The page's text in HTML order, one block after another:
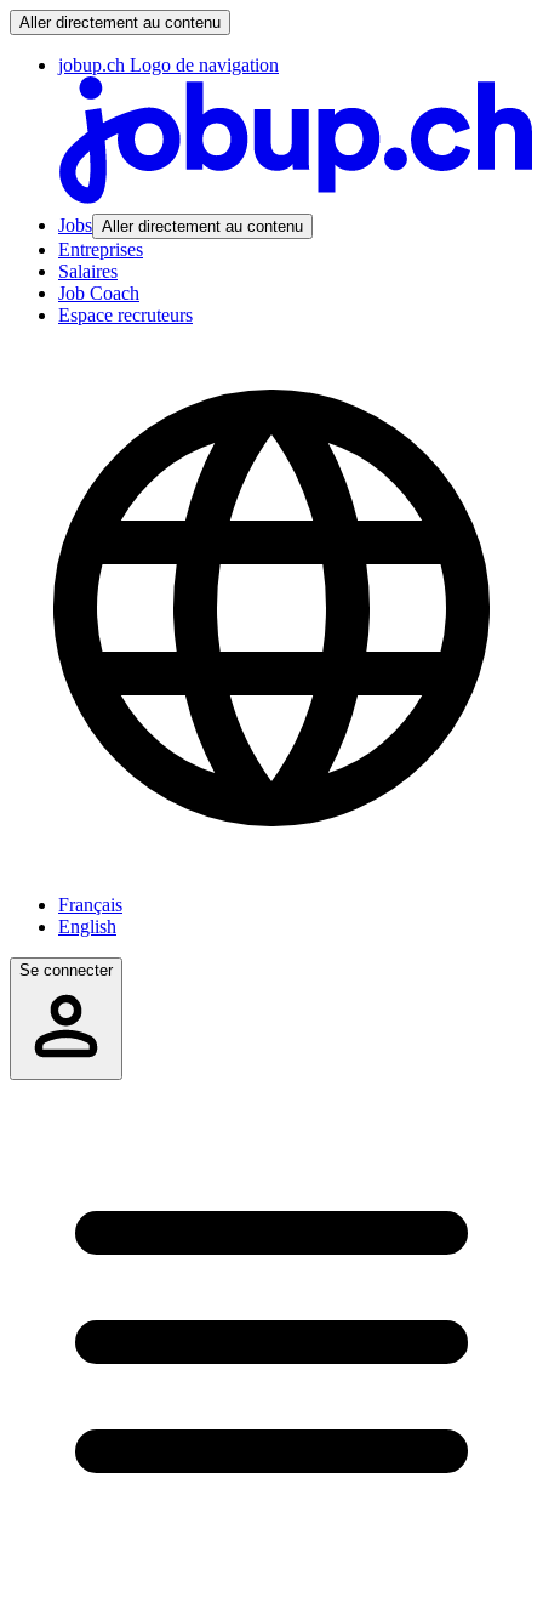
Aller directement au contenu
jobup.ch Logo de navigation
Jobs Aller directement au contenu
Entreprises
Salaires
Job Coach
Espace recruteurs
Français
English
Se connecter